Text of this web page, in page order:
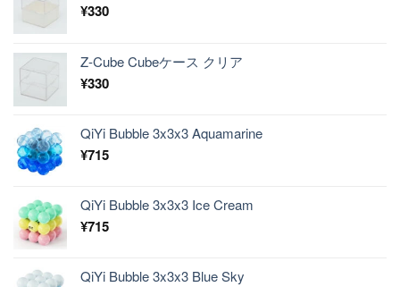
¥330
Z-Cube Cubeケース クリア
¥330
QiYi Bubble 3x3x3 Aquamarine
¥715
QiYi Bubble 3x3x3 Ice Cream
¥715
QiYi Bubble 3x3x3 Blue Sky